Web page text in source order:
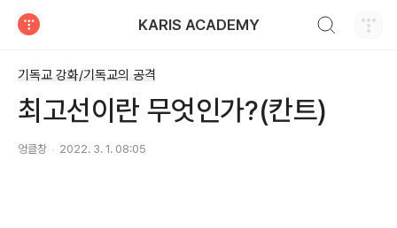
KARIS ACADEMY
기독교 강화/기독교의 공격
최고선이란 무엇인가?(칸트)
엉클창 2022. 3. 1. 08:05